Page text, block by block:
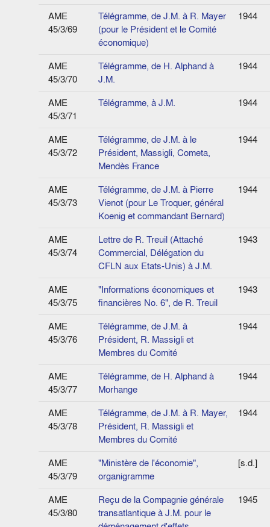
AME
45/3/69
Télégramme, de J.M. à R. Mayer
(pour le Président et le Comité
économique)
1944
AME
45/3/70
Télégramme, de H. Alphand à
J.M.
1944
AME
45/3/71
Télégramme, à J.M. 1944
AME
45/3/72
Télégramme, de J.M. à le
Président, Massigli, Cometa,
Mendès France
1944
AME
45/3/73
Télégramme, de J.M. à Pierre
Vienot (pour Le Troquer, général
Koenig et commandant Bernard)
1944
AME
45/3/74
Lettre de R. Treuil (Attaché
Commercial, Délégation du
CFLN aux Etats-Unis) à J.M.
1943
AME
45/3/75
"Informations économiques et
financières No. 6", de R. Treuil
1943
AME
45/3/76
Télégramme, de J.M. à
Président, R. Massigli et
Membres du Comité
1944
AME
45/3/77
Télégramme, de H. Alphand à
Morhange
1944
AME
45/3/78
Télégramme, de J.M. à R. Mayer,
Président, R. Massigli et
Membres du Comité
1944
AME
45/3/79
"Ministère de l'économie",
organigramme
[s.d.]
AME
45/3/80
Reçu de la Compagnie générale
transatlantique à J.M. pour le
1945